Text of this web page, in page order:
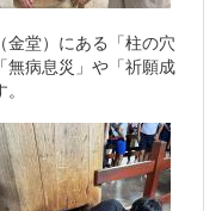
堂）にある「柱の穴
無病息災」や「祈願成